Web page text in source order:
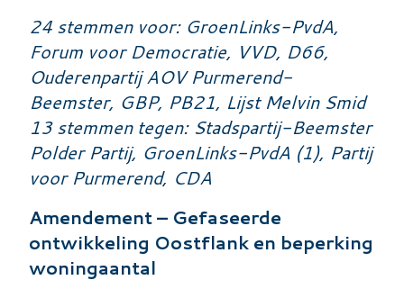
24 stemmen voor: GroenLinks-PvdA,
Forum voor Democratie, VVD, D66,
Ouderenpartij AOV Purmerend-
Beemster, GBP, PB21, Lijst Melvin Smid
13 stemmen tegen: Stadspartij-Beemster
Polder Partij, GroenLinks-PvdA (1), Partij
voor Purmerend, CDA
Amendement – Gefaseerde
ontwikkeling Oostflank en beperking
woningaantal